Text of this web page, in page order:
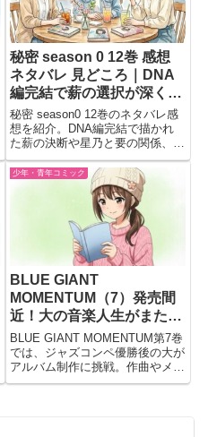
秘密 season 0 12巻 感想
ネタバレ 見どころ｜DNA
編完結で薪の選択が深く胸
に残る
秘密 season0 12巻のネタバレ感
想を紹介。DNA編完結で描かれ
た薪の決断や星乃と要の関係、人
は遺伝で決まるのかというテーマ
まで、読後の余韻を会話形式で語
少年・青年コミック
BLUE GIANT
MOMENTUM（7）発売間
近！大の音楽人生がまた大
きく動き出す最新巻に期待
が止まらない…🎷🔥
BLUE GIANT MOMENTUM第7巻
では、ジャズコンペ優勝後の大が
アルバム制作に挑戦。作曲やメン
バーとの衝突など困難を乗り越え